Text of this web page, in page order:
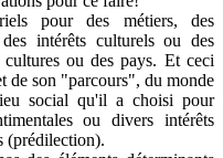
pour des métiers, des
intérêts culturels ou des
cultures ou des pays. Et ceci
de son "parcours", du monde
social qu'il a choisi pour
ou divers intérêts
(prédilection).